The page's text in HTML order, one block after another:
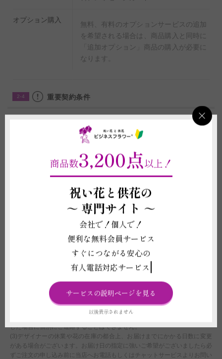
オプション購入
無料、有料のオプションサービスの追加
を希望される場合は、商品購入と同時に
「追加オプション」商品の購入が必要に
なります。
2-4 重要契約条件
(1)プリザーブドフラワーは生花を特殊な技術で染色、長持ちするように加
(2)プリザーブドフラワーは湿気や直射日光に弱く、褪色や劣化は避けられ
ません。購入後の状態維持を保証することはできません。
(3)生花を特殊加工した繊細な商品のため、欠けがある場合がございます。
また、仕入れ状況等により花の種類や色が変動することがございますので、
(4)メッセージカードや花器、装飾品などの資材は掲載写真と差異が生じる
(5)受注制作（オーダー）のため、商品作成後の変更・取り消しを承ること
ができません。制作開始後に、万が一ご注文をお取り消しされた場合も代金
はご注文者様に全額負担いただきます。
配送に関わる重要な注意事項
(1)平日12:00以降、土曜日12:00以降、及び営業時間外または休業日にいた
だいたご注文につきましては、翌営業日をもってご注文を承諾したものとさ
せていただきます。
(2)交通事情、天候状況などの免責理由により遅延が発生した場合、当店や
した場合に個別にご連絡することはできません。
(3)デザイナーの休業や花の在庫の都合上、お届けまでにかかる日数に変更
がある場合がございます。お届け日の指定に強いご希望がございましたら必
ずご注文の申し込み前に当店へお電話もしくはチャットサービスよりお問い
商品数3,200点以上！
祝い花と供花の
～ 専門サイト ～
会社で！個人で！
便利な無料会員サービス
すぐにつながる安心の
有人電話対応サービス
サービスの説明ページを見る
以後表示されません